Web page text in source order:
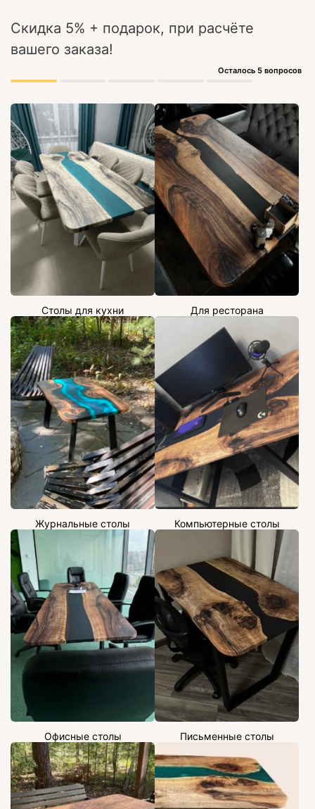
Скидка 5% + подарок, при расчёте
вашего заказа!
Осталось 5 вопросов
Столы для кухни Для ресторана
Журнальные столы Компьютерные столы
Офисные столы Письменные столы